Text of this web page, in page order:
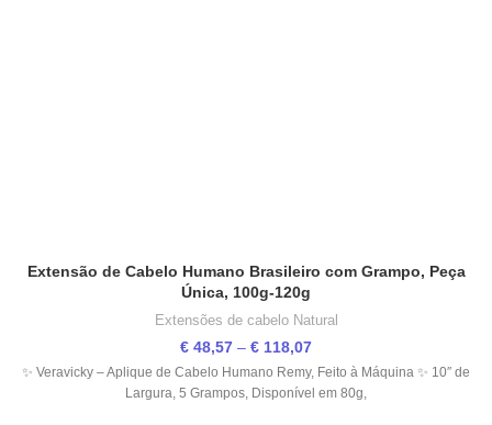
Extensão de Cabelo Humano Brasileiro com Grampo, Peça
Única, 100g-120g
Extensões de cabelo Natural
€ 48,57 – € 118,07
✨ Veravicky – Aplique de Cabelo Humano Remy, Feito à Máquina ✨ 10″ de
Largura, 5 Grampos, Disponível em 80g,